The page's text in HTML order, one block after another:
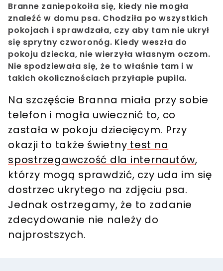
Branne zaniepokoiła się, kiedy nie mogła
znaleźć w domu psa. Chodziła po wszystkich
pokojach i sprawdzała, czy aby tam nie ukrył
się sprytny czworonóg. Kiedy weszła do
pokoju dziecka, nie wierzyła własnym oczom.
Nie spodziewała się, że to właśnie tam i w
takich okolicznościach przyłapie pupila.
Na szczęście Branna miała przy sobie
telefon i mogła uwiecznić to, co
zastała w pokoju dziecięcym. Przy
okazji to także świetny test na
spostrzegawczość dla internautów,
którzy mogą sprawdzić, czy uda im się
dostrzec ukrytego na zdjęciu psa.
Jednak ostrzegamy, że to zadanie
zdecydowanie nie należy do
najprostszych.